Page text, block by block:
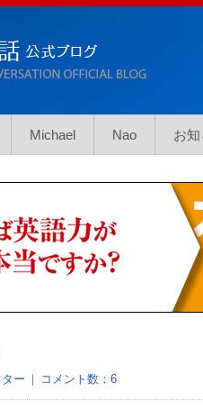
Michael Nao お
ー ｜ コメント数：6